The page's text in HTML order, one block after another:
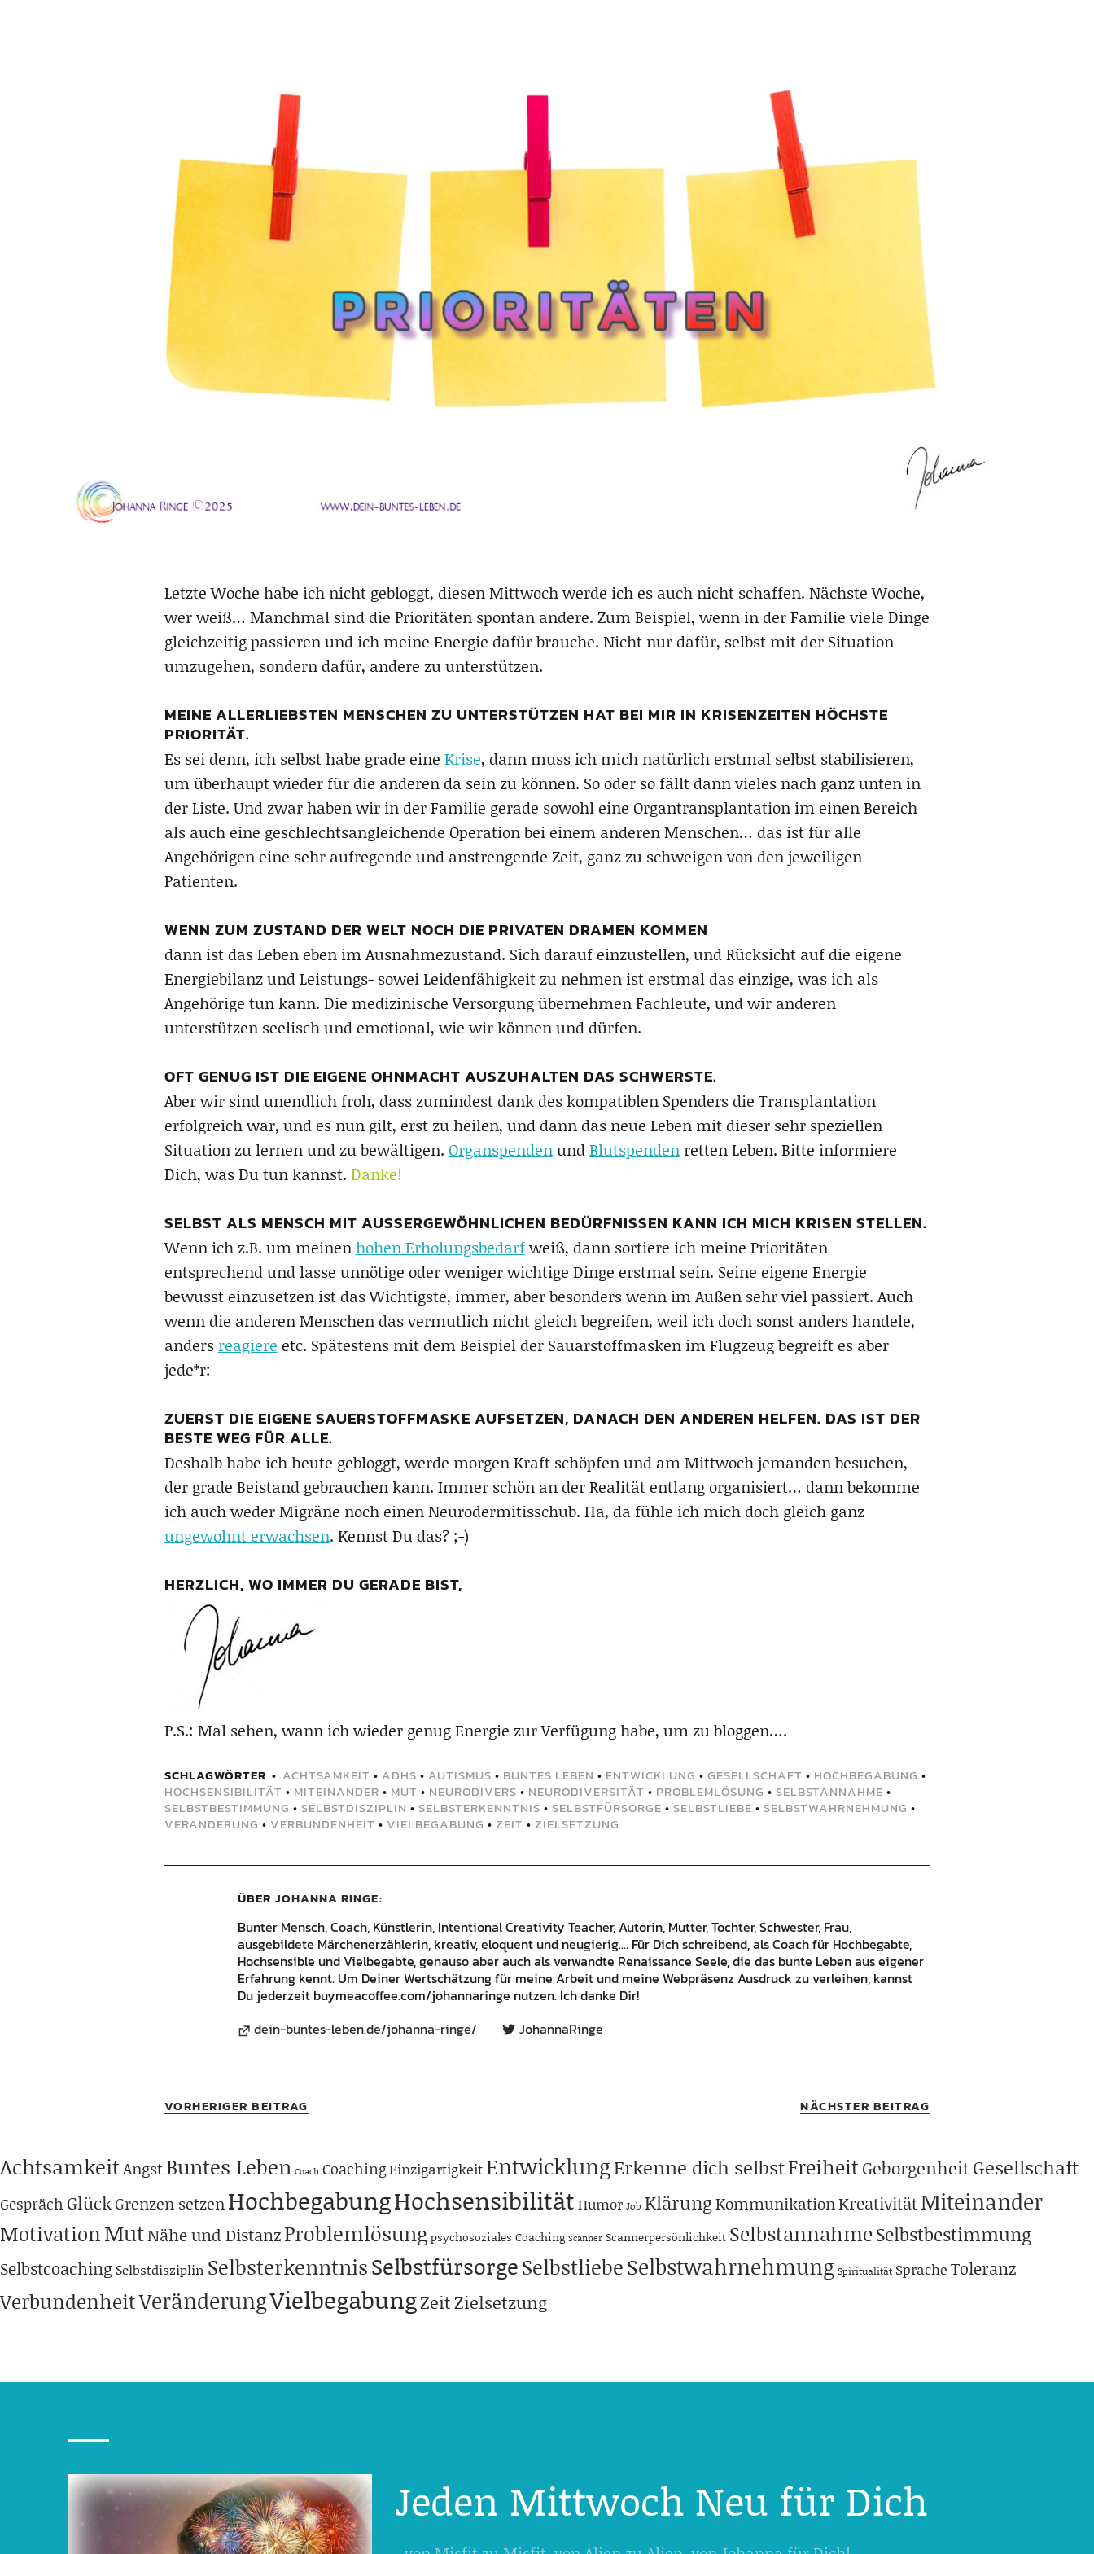
Letzte Woche habe ich nicht gebloggt, diesen Mittwoch werde ich es auch nicht schaffen. Nächste Woche,
wer weiß… Manchmal sind die Prioritäten spontan andere. Zum Beispiel, wenn in der Familie viele Dinge
gleichzeitig passieren und ich meine Energie dafür brauche. Nicht nur dafür, selbst mit der Situation
umzugehen, sondern dafür, andere zu unterstützen.
MEINE ALLERLIEBSTEN MENSCHEN ZU UNTERSTÜTZEN HAT BEI MIR IN KRISENZEITEN HÖCHSTE
PRIORITÄT.
Es sei denn, ich selbst habe grade eine Krise, dann muss ich mich natürlich erstmal selbst stabilisieren,
um überhaupt wieder für die anderen da sein zu können. So oder so fällt dann vieles nach ganz unten in
der Liste. Und zwar haben wir in der Familie gerade sowohl eine Organtransplantation im einen Bereich
als auch eine geschlechtsangleichende Operation bei einem anderen Menschen… das ist für alle
Angehörigen eine sehr aufregende und anstrengende Zeit, ganz zu schweigen von den jeweiligen
Patienten.
WENN ZUM ZUSTAND DER WELT NOCH DIE PRIVATEN DRAMEN KOMMEN
dann ist das Leben eben im Ausnahmezustand. Sich darauf einzustellen, und Rücksicht auf die eigene
Energiebilanz und Leistungs- sowei Leidenfähigkeit zu nehmen ist erstmal das einzige, was ich als
Angehörige tun kann. Die medizinische Versorgung übernehmen Fachleute, und wir anderen
unterstützen seelisch und emotional, wie wir können und dürfen.
OFT GENUG IST DIE EIGENE OHNMACHT AUSZUHALTEN DAS SCHWERSTE.
Aber wir sind unendlich froh, dass zumindest dank des kompatiblen Spenders die Transplantation
erfolgreich war, und es nun gilt, erst zu heilen, und dann das neue Leben mit dieser sehr speziellen
Situation zu lernen und zu bewältigen. OrganspendenundBlutspendenretten Leben. Bitte informiere
Dich, was Du tun kannst. Danke!
SELBST ALS MENSCH MIT AUSSERGEWÖHNLICHEN BEDÜRFNISSEN KANN ICH MICH KRISEN STELLEN.
Wenn ich z.B. um meinenhohen Erholungsbedarfweiß, dann sortiere ich meine Prioritäten
entsprechend und lasse unnötige oder weniger wichtige Dinge erstmal sein. Seine eigene Energie
bewusst einzusetzen ist das Wichtigste, immer, aber besonders wenn im Außen sehr viel passiert. Auch
wenn die anderen Menschen das vermutlich nicht gleich begreifen, weil ich doch sonst anders handele,
anders reagiere etc. Spätestens mit dem Beispiel der Sauarstoffmasken im Flugzeug begreift es aber
jede*r:
ZUERST DIE EIGENE SAUERSTOFFMASKE AUFSETZEN, DANACH DEN ANDEREN HELFEN. DAS IST DER
BESTE WEG FÜR ALLE.
Deshalb habe ich heute gebloggt, werde morgen Kraft schöpfen und am Mittwoch jemanden besuchen,
der grade Beistand gebrauchen kann. Immer schön an der Realität entlang organisiert… dann bekomme
ich auch weder Migräne noch einen Neurodermitisschub. Ha, da fühle ich mich doch gleich ganz
ungewohnt erwachsen. Kennst Du das? ;-)
HERZLICH, WO IMMER DU GERADE BIST,
P.S.: Mal sehen, wann ich wieder genug Energie zur Verfügung habe, um zu bloggen….
SCHLAGWÖRTER ACHTSAMKEIT • ADHS • AUTISMUS • BUNTES LEBEN • ENTWICKLUNG • GESELLSCHAFT • HOCHBEGABUNG •
HOCHSENSIBILITÄT • MITEINANDER • MUT • NEURODIVERS • NEURODIVERSITÄT • PROBLEMLÖSUNG • SELBSTANNAHME •
SELBSTBESTIMMUNG • SELBSTDISZIPLIN • SELBSTERKENNTNIS • SELBSTFÜRSORGE • SELBSTLIEBE • SELBSTWAHRNEHMUNG •
VERÄNDERUNG • VERBUNDENHEIT • VIELBEGABUNG • ZEIT • ZIELSETZUNG
ÜBER JOHANNA RINGE
Bunter Mensch, Coach, Künstlerin, Intentional Creativity Teacher, Autorin, Mutter, Tochter, Schwester, Frau,
ausgebildete Märchenerzählerin, kreativ, eloquent und neugierig.... Für Dich schreibend, als Coach für Hochbegabte,
Hochsensible und Vielbegabte, genauso aber auch als verwandte Renaissance Seele, die das bunte Leben aus eigener
Erfahrung kennt. Um Deiner Wertschätzung für meine Arbeit und meine Webpräsenz Ausdruck zu verleihen, kannst
Du jederzeit buymeacoffee.com/johannaringe nutzen. Ich danke Dir!
dein-buntes-leben.de/johanna-ringe/
JohannaRinge
VORHERIGER BEITRAG NÄCHSTER BEITRAG
AchtsamkeitAngstBuntes Leben Coach CoachingEinzigartigkeit EntwicklungErkenne dich selbstFreiheit Geborgenheit Gesellschaft
Gespräch GlückGrenzen setzenHochbegabungHochsensibilität Humor Job KlärungKommunikationKreativitätMiteinander
MotivationMutNähe und DistanzProblemlösungpsychosoziales Coaching Scanner Scannerpersönlichkeit SelbstannahmeSelbstbestimmung
Selbstcoaching Selbstdisziplin SelbsterkenntnisSelbstfürsorgeSelbstliebeSelbstwahrnehmung Spiritualität Sprache Toleranz
VerbundenheitVeränderungVielbegabungZeitZielsetzung
Jeden Mittwoch Neu für Dich